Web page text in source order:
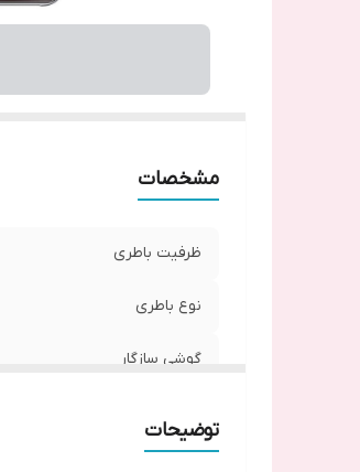
مشخصات
ظرفیت باطری
نوع باطری
گوشی سازگار
توضیحات